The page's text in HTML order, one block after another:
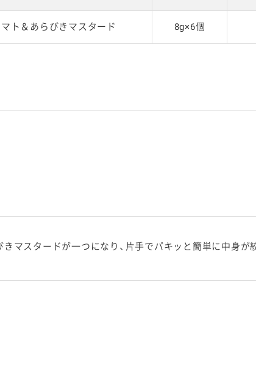
マト＆あらびきマスタード 8g×6個
マスタードが一つになり、片手でパキッと簡単に中身が